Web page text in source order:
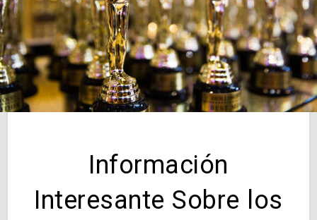
Información
Interesante Sobre los